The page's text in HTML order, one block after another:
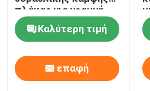
πλάκας για γραμμή
παραγωγής φωτεινών
στύλωνΚαλύτερη τιμή
επαφή